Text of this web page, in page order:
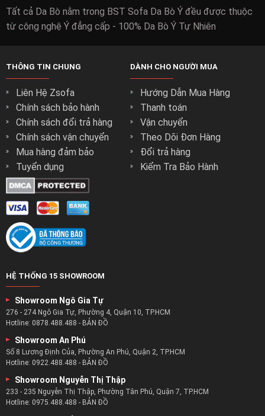
THÔNG TIN CHUNG
Liên Hệ Zsofa
Chính sách đổi trả hàng
Chính sách vận chuyển
Mua hàng đảm bảo
Tuyển dụng
DÀNH CHO NGƯỜI MUA
Hướng Dẫn Mua Hàng
Vận chuyển
Theo Dõi Đơn Hàng
Đổi trả hàng
Kiểm Tra Bảo Hành
HỆ THỐNG 15 SHOWROOM
Showroom Ngô Gia Tự
276 - 274 Ngô Gia Tự, Phường 4, Quận 10, TP.HCM
Showroom An Phú
Hotline:0922.488.488 -BẢN ĐỒ
Showroom Nguyễn Thị Thập
Hotline:0975.488.488-BẢN ĐỒ
Showroom Thủ Đức
Hotline:0854.488.488-BẢN ĐỒ
Showroom Vạn Phúc